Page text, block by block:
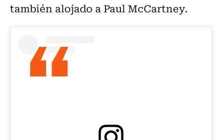
también alojado a Paul McCartney.